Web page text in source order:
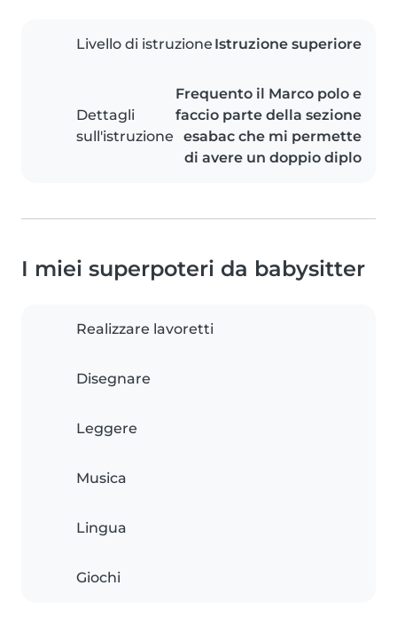
Livello di istruzione Istruzione superiore
Dettagli
sull'istruzione
Frequento il Marco polo e
faccio parte della sezione
esabac che mi permette
di avere un doppio diplo
I miei superpoteri da babysitter
Realizzare lavoretti
Disegnare
Leggere
Musica
Lingua
Giochi